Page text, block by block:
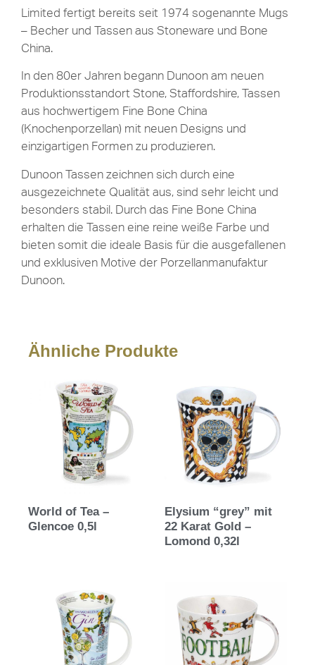
Limited fertigt bereits seit 1974 sogenannte Mugs
– Becher und Tassen aus Stoneware und Bone
China.
In den 80er Jahren begann Dunoon am neuen
Produktionsstandort Stone, Staffordshire, Tassen
aus hochwertigem Fine Bone China
(Knochenporzellan) mit neuen Designs und
einzigartigen Formen zu produzieren.
Dunoon Tassen zeichnen sich durch eine
ausgezeichnete Qualität aus, sind sehr leicht und
besonders stabil. Durch das Fine Bone China
erhalten die Tassen eine reine weiße Farbe und
bieten somit die ideale Basis für die ausgefallenen
und exklusiven Motive der Porzellanmanufaktur
Dunoon.
Ähnliche Produkte
World of Tea –
Glencoe 0,5l
Elysium “grey” mit
22 Karat Gold –
Lomond 0,32l